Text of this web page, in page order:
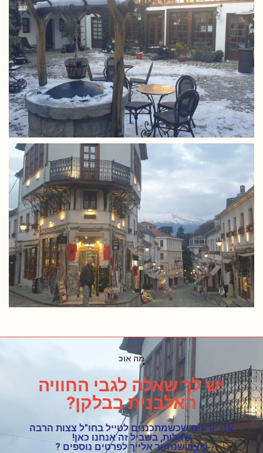
האם יש מסלולים מאתגרים ?
יש לך שאלה לגבי החוויה
האלבנית בבלקן?
אנו יודעים שכשמתכננים לטייל בחו"ל צצות הרבה
שאלות, בשביל זה אנחנו כאן!
רוצה שנחזור אלייך לפרטים נוספים ?